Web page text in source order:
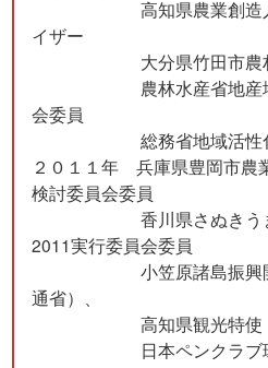
高知県農業創造人材
イザー
大分県竹田市農村回
農林水産省地産地消
会委員
総務省地域活性化
２０１１年 兵庫県豊岡市農
検討委員会委員
香川県さぬきうまい
2011実行委員会委員
小笠原諸島振興開発
通省）、
高知県観光特使
日本ペンクラブ環境